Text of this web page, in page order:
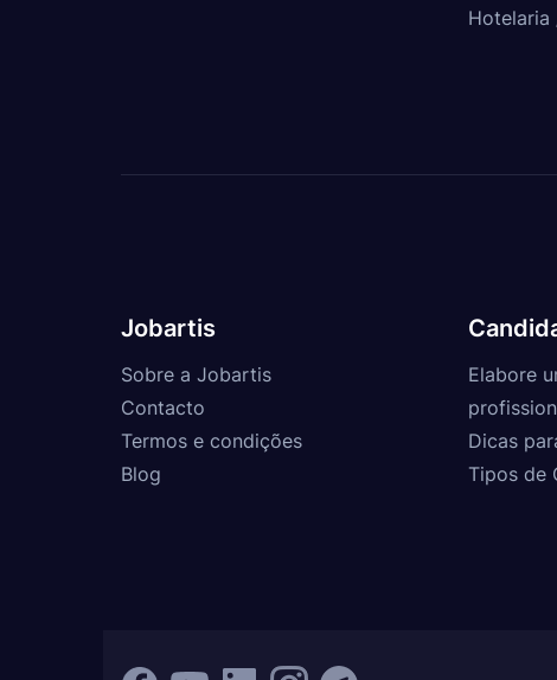
Hotelaria
Jobartis
Sobre a Jobartis
Contacto
Termos e condições
Blog
Elabore
Dicas
Tipos de